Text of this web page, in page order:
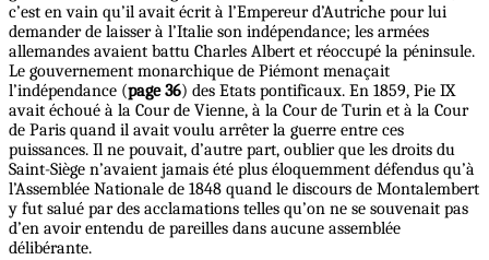
c’est en vain qu’il avait écrit à l’Empereur d’Autriche pour lui
demander de laisser à l’Italie son indépendance; les armées
allemandes avaient battu Charles Albert et réoccupé la péninsule.
Le gouvernement monarchique de Piémont menaçait
l’indépendance (page 36) des Etats pontificaux. En 1859, Pie IX
avait échoué à la Cour de Vienne, à la Cour de Turin et à la Cour
de Paris quand il avait voulu arrêter la guerre entre ces
puissances. Il ne pouvait, d’autre part, oublier que les droits du
Saint-Siège n’avaient jamais été plus éloquemment défendus qu’à
l’Assemblée Nationale de 1848 quand le discours de Montalembert
y fut salué par des acclamations telles qu’on ne se souvenait pas
d’en avoir entendu de pareilles dans aucune assemblée
délibérante.